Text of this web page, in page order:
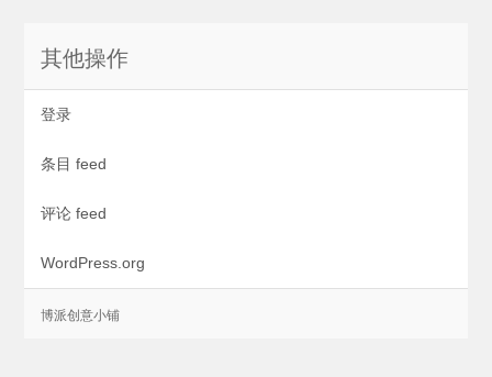
其他操作
登录
条目 feed
评论 feed
WordPress.org